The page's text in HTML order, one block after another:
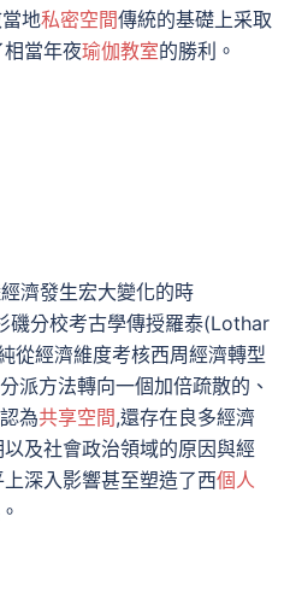
地私密空間傳統的基礎上采取
當年夜瑜伽教室的勝利。
濟發生宏大變化的時
磯分校考古學傳授羅泰(Lothar
從經濟維度考核西周經濟轉型
方法轉向一個加倍疏散的、
為共享空間,還存在良多經濟
及社會政治領域的原因與經
深入影響甚至塑造了西個人